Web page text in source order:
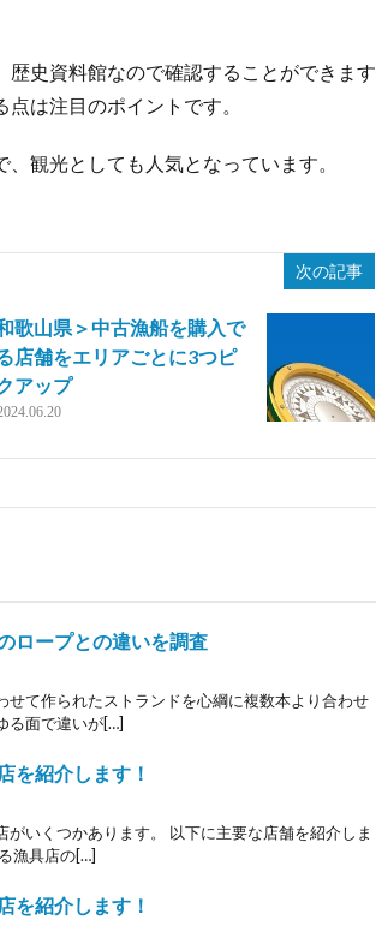
史資料館なので確認することができます
は注目のポイントです。
観光としても人気となっています。
次の記事
歌山県＞中古漁船を購入で
店舗をエリアごとに3つピ
アップ
ロープとの違いを調査
て作られたストランドを心綱に複数本より合わせ
る面で違いが[…]
を紹介します！
いくつかあります。 以下に主要な店舗を紹介しま
漁具店の[…]
を紹介します！